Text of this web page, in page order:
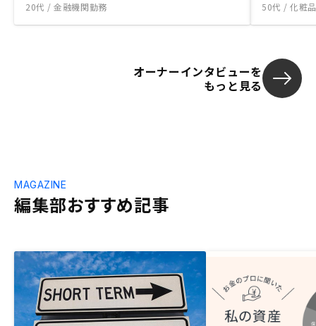
20代 / 金融機関勤務 50代 / 化粧
オーナーインタビューを
もっと見る
編集部おすすめ記事
MAGAZINE